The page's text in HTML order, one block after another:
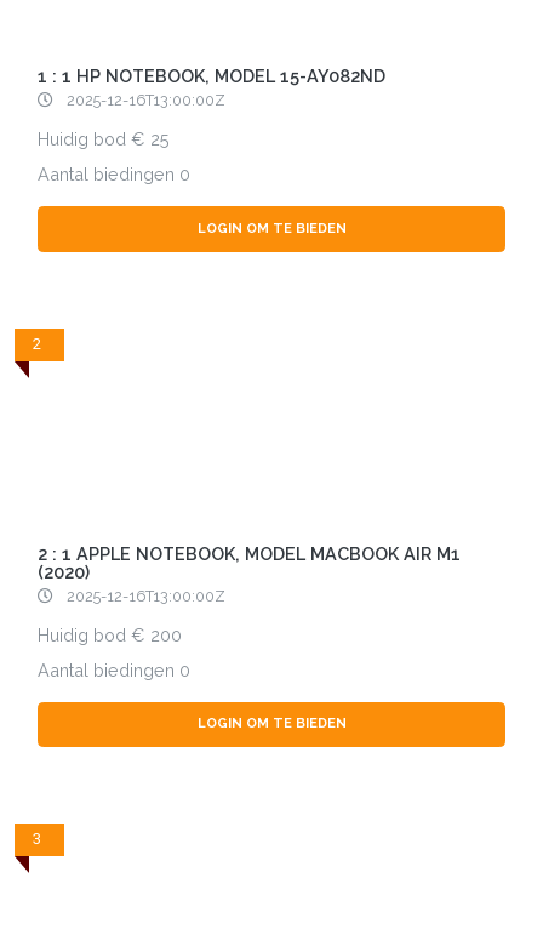
1 : 1 HP NOTEBOOK, MODEL 15-AY082ND
2025-12-16T13:00:00Z
Huidig bod
25
Aantal biedingen 0
LOGIN OM TE BIEDEN
2
2 : 1 APPLE NOTEBOOK, MODEL MACBOOK AIR M1
(2020)
2025-12-16T13:00:00Z
Huidig bod
200
Aantal biedingen 0
LOGIN OM TE BIEDEN
3